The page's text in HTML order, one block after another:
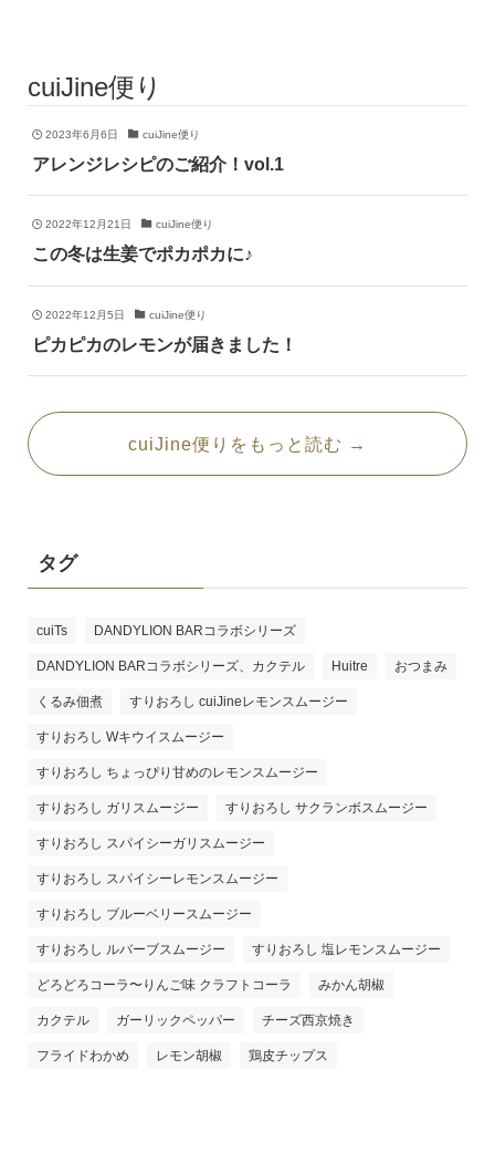
cuiJine便り
2023年6月6日 cuiJine便り
アレンジレシピのご紹介！vol.1
2022年12月21日 cuiJine便り
この冬は生姜でポカポカに♪
2022年12月5日 cuiJine便り
ピカピカのレモンが届きました！
cuiJine便りをもっと読む →
タグ
cuiTs DANDYLION BARコラボシリーズ
DANDYLION BARコラボシリーズ、カクテル Huitre おつまみ
くるみ佃煮 すりおろし cuiJineレモンスムージー
すりおろし Wキウイスムージー
すりおろし ちょっぴり甘めのレモンスムージー
すりおろし ガリスムージー すりおろし サクランボスムージー
すりおろし スパイシーガリスムージー
すりおろし スパイシーレモンスムージー
すりおろし ブルーベリースムージー
すりおろし ルバーブスムージー すりおろし 塩レモンスムージー
どろどろコーラ〜りんご味 クラフトコーラ みかん胡椒
カクテル ガーリックペッパー チーズ西京焼き
フライドわかめ レモン胡椒 鶏皮チップス